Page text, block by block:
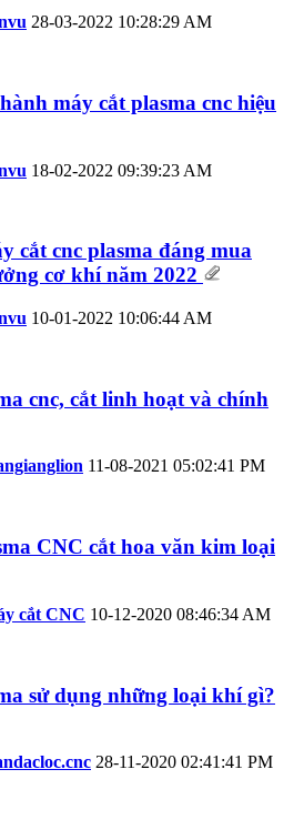
28-03-2022 10:28:29 AM
máy cắt plasma cnc hiệu
18-02-2022 09:39:23 AM
cắt cnc plasma đáng mua
cơ khí năm 2022
10-01-2022 10:06:44 AM
cnc, cắt linh hoạt và chính
11-08-2021 05:02:41 PM
CNC cắt hoa văn kim loại
cắt CNC 10-12-2020 08:46:34 AM
sử dụng những loại khí gì?
28-11-2020 02:41:41 PM